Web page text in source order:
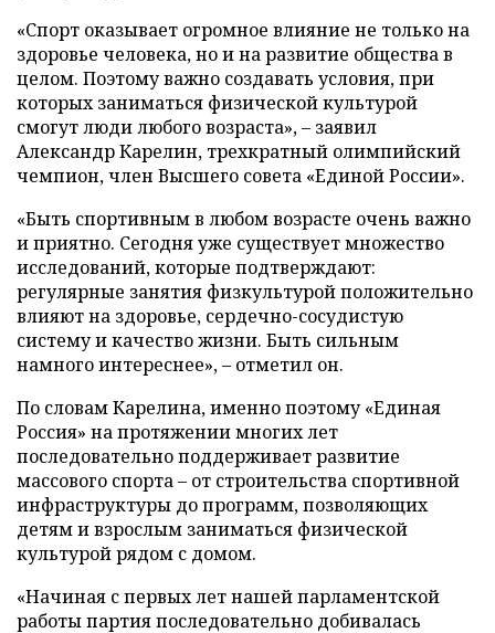
«Спорт оказывает огромное влияние не только на
здоровье человека, но и на развитие общества в
целом. Поэтому важно создавать условия, при
которых заниматься физической культурой
смогут люди любого возраста», – заявил
Александр Карелин, трехкратный олимпийский
чемпион, член Высшего совета «Единой России».
«Быть спортивным в любом возрасте очень важно
и приятно. Сегодня уже существует множество
исследований, которые подтверждают:
регулярные занятия физкультурой положительно
влияют на здоровье, сердечно-сосудистую
систему и качество жизни. Быть сильным
намного интереснее», – отметил он.
По словам Карелина, именно поэтому «Единая
Россия» на протяжении многих лет
последовательно поддерживает развитие
массового спорта – от строительства спортивной
инфраструктуры до программ, позволяющих
детям и взрослым заниматься физической
культурой рядом с домом.
«Начиная с первых лет нашей парламентской
работы партия последовательно добивалась